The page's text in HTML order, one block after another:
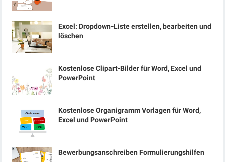
Excel: Dropdown-Liste erstellen, bearbeiten und
löschen
Kostenlose Clipart-Bilder für Word, Excel und
PowerPoint
Kostenlose Organigramm Vorlagen für Word,
Excel und PowerPoint
Bewerbungsanschreiben Formulierungshilfen